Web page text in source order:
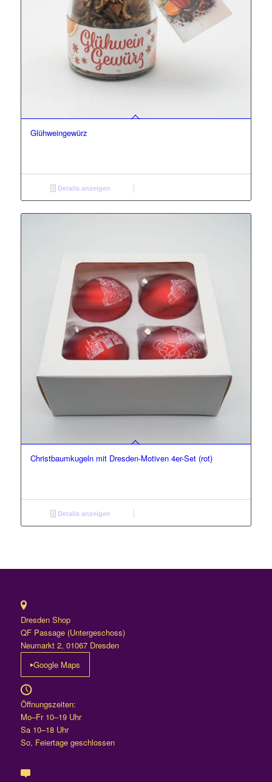
Glühweingewürz
Details anzeigen
Christbaumkugeln mit Dresden-Motiven 4er-Set (rot)
Details anzeigen
Dresden Shop
QF Passage (Untergeschoss)
Neumarkt 2, 01067 Dresden
Google Maps
Öffnungszeiten:
Mo–Fr 10–19 Uhr
Sa 10–18 Uhr
So, Feiertage geschlossen